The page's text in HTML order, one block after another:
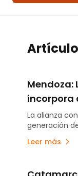
Mendoza:
incorpora
La alianza
generación
sobre hasta
Leer más